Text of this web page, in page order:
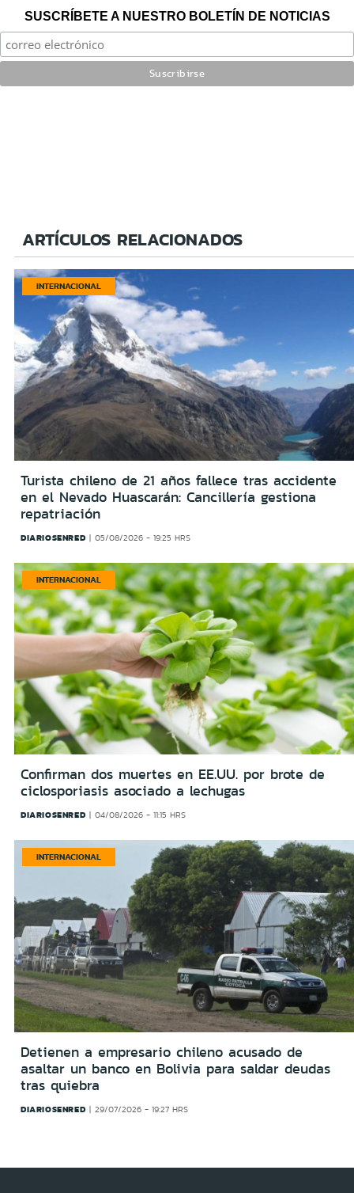
SUSCRÍBETE A NUESTRO BOLETÍN DE NOTICIAS
ARTÍCULOS RELACIONADOS
INTERNACIONAL
Turista chileno de 21 años fallece tras accidente
en el Nevado Huascarán: Cancillería gestiona
repatriación
DIARIOSENRED 05/08/2026 - 19:25 HRS
INTERNACIONAL
Confirman dos muertes en EE.UU. por brote de
ciclosporiasis asociado a lechugas
DIARIOSENRED 04/08/2026 - 11:15 HRS
INTERNACIONAL
Detienen a empresario chileno acusado de
asaltar un banco en Bolivia para saldar deudas
tras quiebra
DIARIOSENRED 29/07/2026 - 19:27 HRS